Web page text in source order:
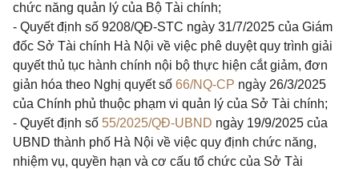
chức năng quản lý của Bộ Tài chính;
- Quyết định số 9208/QĐ-STC ngày 31/7/2025 của Giám
đốc Sở Tài chính Hà Nội về việc phê duyệt quy trình giải
quyết thủ tục hành chính nội bộ thực hiện cắt giảm, đơn
giản hóa theo Nghị quyết số 66/NQ-CP ngày 26/3/2025
của Chính phủ thuộc phạm vi quản lý của Sở Tài chính;
- Quyết định số 55/2025/QĐ-UBND ngày 19/9/2025 của
UBND thành phố Hà Nội về việc quy định chức năng,
nhiệm vụ, quyền hạn và cơ cấu tổ chức của Sở Tài